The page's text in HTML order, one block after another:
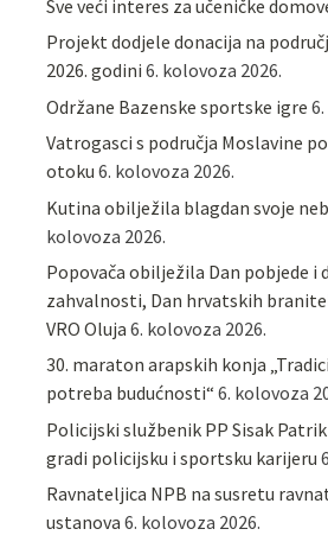
Sve veći interes za učeničke
Projekt dodjele donacija na
2026. godini 6. kolovoza 2026.
Održane Bazenske sportske igre
Vatrogasci s područja Moslavine
otoku 6. kolovoza 2026.
Kutina obilježila blagdan svoje
kolovoza 2026.
Popovača obilježila Dan pobjede i
zahvalnosti, Dan hrvatskih
VRO Oluja 6. kolovoza 2026.
30. maraton arapskih konja
potreba budućnosti“ 6. kolovoza
Policijski službenik PP Sisak
gradi policijsku i sportsku karijeru
Ravnateljica NPB na susretu
ustanova 6. kolovoza 2026.